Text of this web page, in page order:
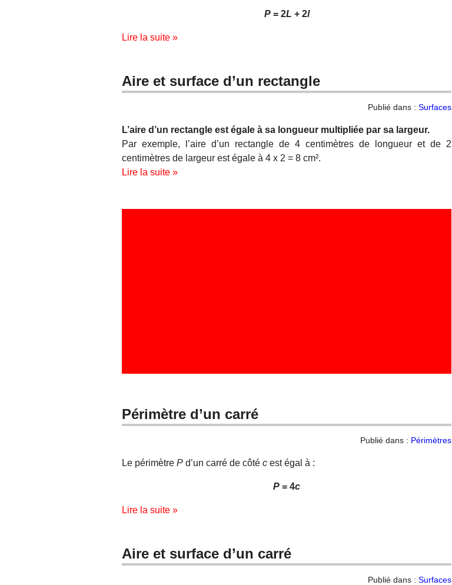
P= 2L + 2l
Lire la suite »
Aire et surface d’un rectangle
Publié dans : Surfaces
L’aire d’un rectangle est égale à sa longueur multipliée par sa largeur.
Par exemple, l’aire d’un rectangle de 4 centimètres de longueur et de 2
centimètres de largeur est égale à 4 x 2 = 8 cm².
Lire la suite »
Périmètre d’un carré
Publié dans : Périmètres
Le périmètre P d’un carré de côté c est égal à :
P = 4c
Lire la suite »
Aire et surface d’un carré
Publié dans : Surfaces